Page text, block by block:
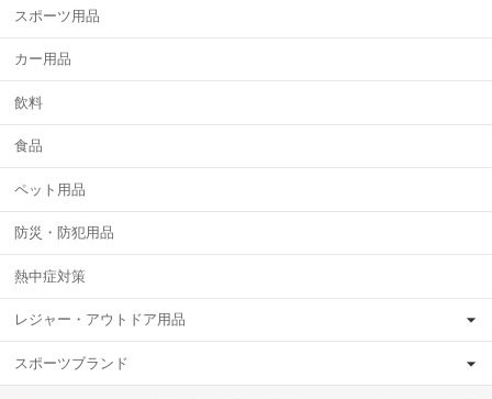
スポーツ用品
カー用品
飲料
食品
ペット用品
防災・防犯用品
熱中症対策
レジャー・アウトドア用品
スポーツブランド